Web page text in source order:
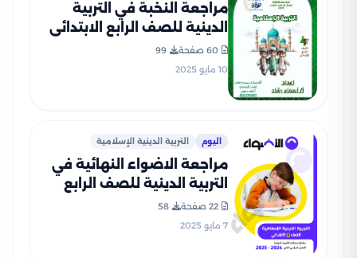
مراجعة النخبة في التربية
الدينية للصف الرابع الابتدائي
الترم الثاني بالاجابات PDF
60 صفحة
99
10 مايو 2025
اليوم التربية الدينية الإسلامية
مراجعة الاضواء النهائية في
التربية الدينية للصف الرابع
PDF بالاجابات
22 صفحة
58
7 مايو 2025